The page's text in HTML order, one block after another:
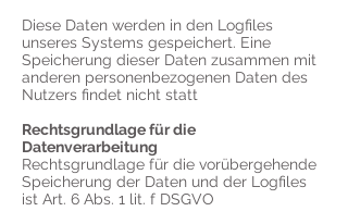
Diese Daten werden in den Logfiles
unseres Systems gespeichert. Eine
Speicherung dieser Daten zusammen mit
anderen personenbezogenen Daten des
Nutzers findet nicht statt
Rechtsgrundlage für die
Datenverarbeitung
Rechtsgrundlage für die vorübergehende
Speicherung der Daten und der Logfiles
ist Art. 6 Abs. 1 lit. f DSGVO